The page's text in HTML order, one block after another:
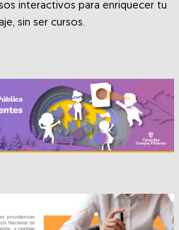
interactivos para enriquecer tu
sin ser cursos.